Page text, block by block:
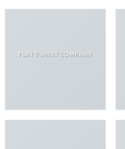
FLAT T-SHIRT COMPANY